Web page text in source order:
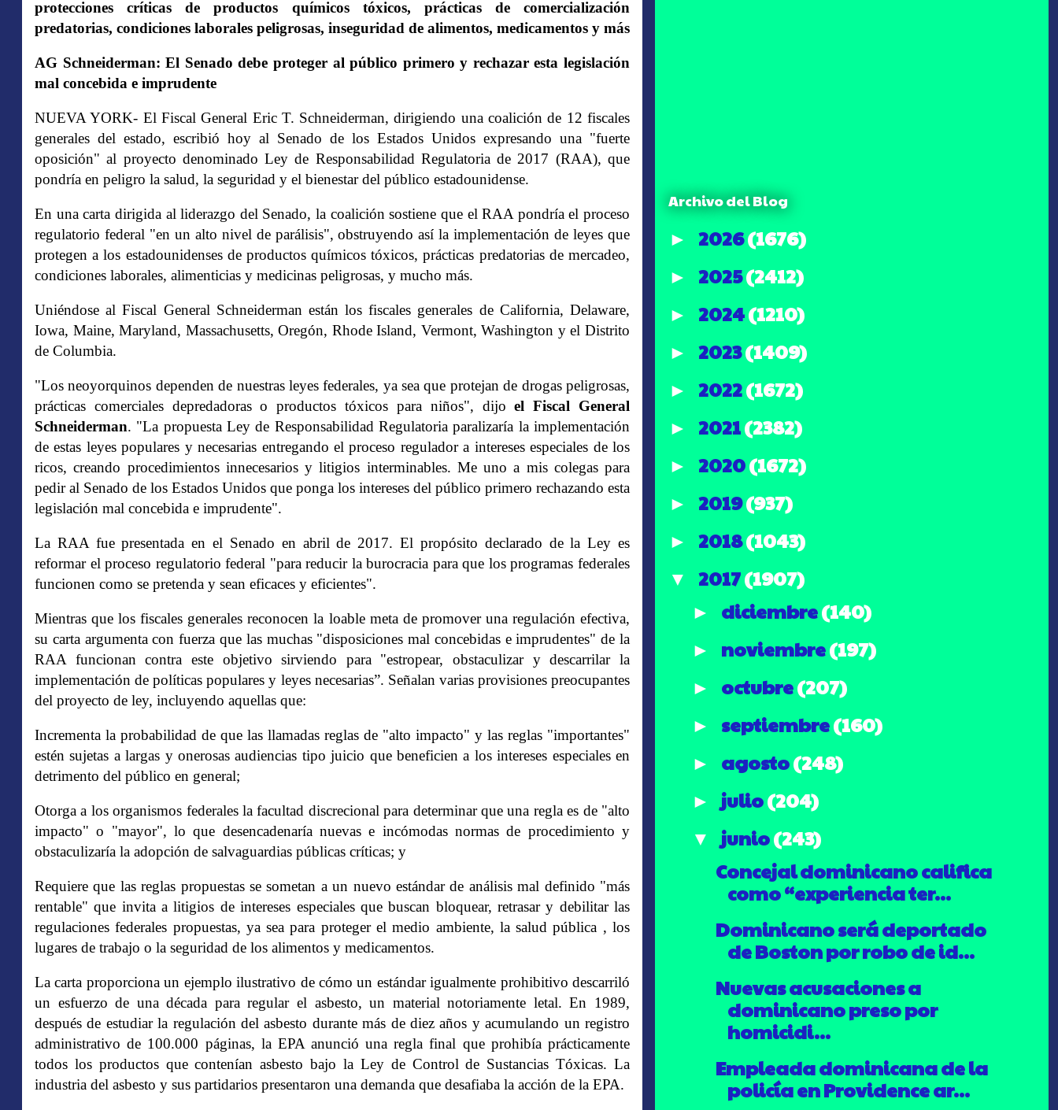
protecciones críticas de productos químicos tóxicos, prácticas de comercialización
predatorias, condiciones laborales peligrosas, inseguridad de alimentos, medicamentos y más
AG Schneiderman: El Senado debe proteger al público primero y rechazar esta legislación
mal concebida e imprudente
NUEVA YORK- El Fiscal General Eric T. Schneiderman, dirigiendo una coalición de 12 fiscales
generales del estado, escribió hoy al Senado de los Estados Unidos expresando una "fuerte
oposición" al proyecto denominado Ley de Responsabilidad Regulatoria de 2017 (RAA), que
pondría en peligro la salud, la seguridad y el bienestar del público estadounidense.
En una carta dirigida al liderazgo del Senado, la coalición sostiene que el RAA pondría el proceso
regulatorio federal "en un alto nivel de parálisis", obstruyendo así la implementación de leyes que
protegen a los estadounidenses de productos químicos tóxicos, prácticas predatorias de mercadeo,
condiciones laborales, alimenticias y medicinas peligrosas, y mucho más.
Uniéndose al Fiscal General Schneiderman están los fiscales generales de California, Delaware,
Iowa, Maine, Maryland, Massachusetts, Oregón, Rhode Island, Vermont, Washington y el Distrito
de Columbia.
"Los neoyorquinos dependen de nuestras leyes federales, ya sea que protejan de drogas peligrosas,
prácticas comerciales depredadoras o productos tóxicos para niños", dijoel Fiscal General
Schneiderman. "La propuesta Ley de Responsabilidad Regulatoria paralizaría la implementación
de estas leyes populares y necesarias entregando el proceso regulador a intereses especiales de los
ricos, creando procedimientos innecesarios y litigios interminables. Me uno a mis colegas para
pedir al Senado de los Estados Unidos que ponga los intereses del público primero rechazando esta
legislación mal concebida e imprudente".
La RAA fue presentada en el Senado en abril de 2017. El propósito declarado de la Ley es
reformar el proceso regulatorio federal "para reducir la burocracia para que los programas federales
funcionen como se pretenda y sean eficaces y eficientes".
Mientras que los fiscales generales reconocen la loable meta de promover una regulación efectiva,
su carta argumenta con fuerza que las muchas "disposiciones mal concebidas e imprudentes" de la
RAA funcionan contra este objetivo sirviendo para "estropear, obstaculizar y descarrilar la
implementación de políticas populares y leyes necesarias”. Señalan varias provisiones preocupantes
del proyecto de ley, incluyendo aquellas que:
Incrementa la probabilidad de que las llamadas reglas de "alto impacto" y las reglas "importantes"
estén sujetas a largas y onerosas audiencias tipo juicio que beneficien a los intereses especiales en
detrimento del público en general;
Otorga a los organismos federales la facultad discrecional para determinar que una regla es de "alto
impacto" o "mayor", lo que desencadenaría nuevas e incómodas normas de procedimiento y
obstaculizaría la adopción de salvaguardias públicas críticas; y
Requiere que las reglas propuestas se sometan a un nuevo estándar de análisis mal definido "más
rentable" que invita a litigios de intereses especiales que buscan bloquear, retrasar y debilitar las
regulaciones federales propuestas, ya sea para proteger el medio ambiente, la salud pública , los
lugares de trabajo o la seguridad de los alimentos y medicamentos.
La carta proporciona un ejemplo ilustrativo de cómo un estándar igualmente prohibitivo descarriló
un esfuerzo de una década para regular el asbesto, un material notoriamente letal. En 1989,
después de estudiar la regulación del asbesto durante más de diez años y acumulando un registro
administrativo de 100.000 páginas, la EPA anunció una regla final que prohibía prácticamente
todos los productos que contenían asbesto bajo la Ley de Control de Sustancias Tóxicas. La
industria del asbesto y sus partidarios presentaron una demanda que desafiaba la acción de la EPA.
Archivo del Blog
► 2026(1676)
► 2025(2412)
► 2024(1210)
► 2023(1409)
► 2022(1672)
► 2021(2382)
► 2020(1672)
► 2019(937)
► 2018(1043)
▼ 2017(1907)
► diciembre(140)
► noviembre(197)
► octubre(207)
► septiembre(160)
► agosto(248)
► julio(204)
▼ junio(243)
Concejal dominicano califica
como “experiencia ter...
Dominicano será deportado
de Boston por robo de id...
Nuevas acusaciones a
dominicano preso por
homicidi...
Empleada dominicana de la
policía en Providence ar...